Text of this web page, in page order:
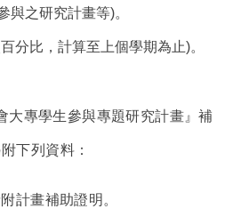
與之研究計畫等)。
分比，計算至上個學期為止)。
大專學生參與專題研究計畫』補
下列資料：
計畫補助證明。